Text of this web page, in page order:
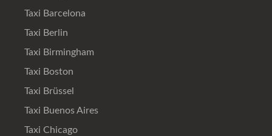
Taxi Barcelona
Taxi Berlin
Taxi Birmingham
Taxi Boston
Taxi Brüssel
Taxi Buenos Aires
Taxi Chicago